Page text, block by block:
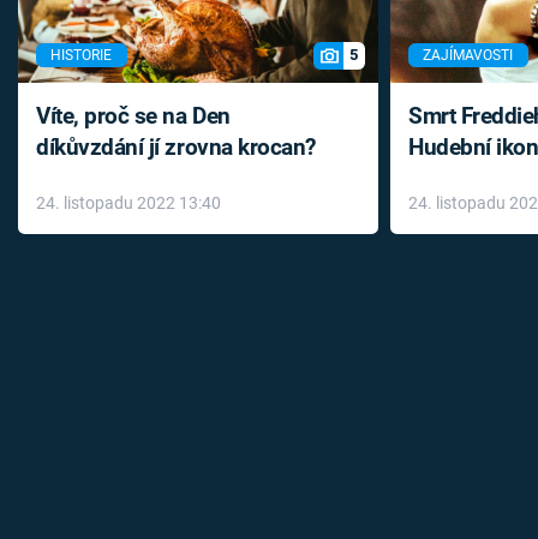
HISTORIE 5
Víte, proč se na Den
díkůvzdání jí zrovna krocan?
24. listopadu 2022 13:40
ZAJÍMAVOSTI
Smrt
Hudební
léky
24. listopadu